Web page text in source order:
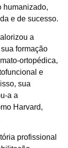
humanizado,
e de sucesso.
a
formação
ortopédica,
e
sua
a a
Harvard,
profissional